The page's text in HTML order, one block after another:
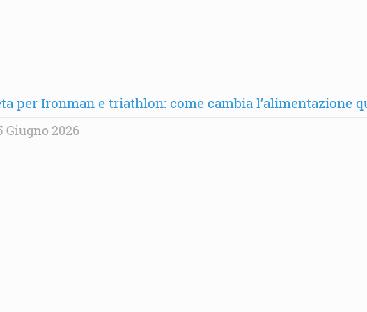
per Ironman e triathlon: come cambia l’alimentazione
Giugno 2026